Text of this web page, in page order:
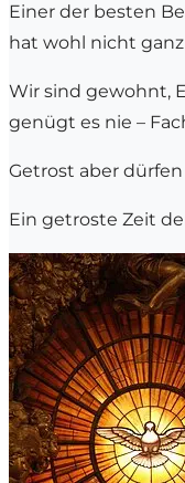
Einer der besten
hat wohl nicht
Wir sind gewohnt,
genügt es nie –
Getrost aber
Ein getroste Zeit